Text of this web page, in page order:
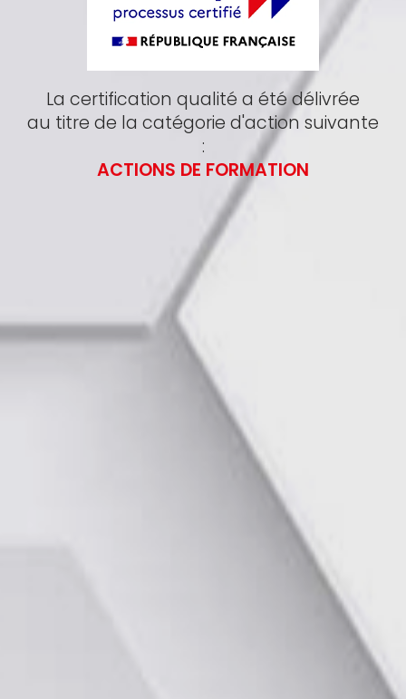
La certification qualité a été délivrée
au titre de la catégorie d'action suivante
:
ACTIONS DE FORMATION